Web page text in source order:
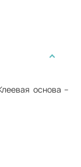
основа –